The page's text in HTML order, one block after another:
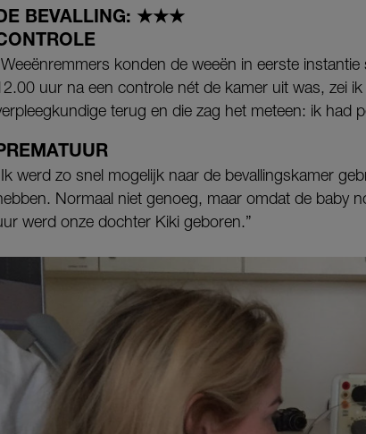
BEVALLING: ★★★
konden de weeën in eerste
uur na een controle nét de kamer uit was, zei
terug en die zag het meteen: ik had
werd zo snel mogelijk naar de bevallingskamer
Normaal niet genoeg, maar omdat de baby
werd onze dochter Kiki geboren.”